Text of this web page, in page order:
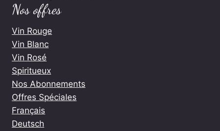
Nos offres
Vin Rouge
Vin Blanc
Vin Rosé
Spiritueux
Nos Abonnements
Offres Spéciales
Français
Deutsch